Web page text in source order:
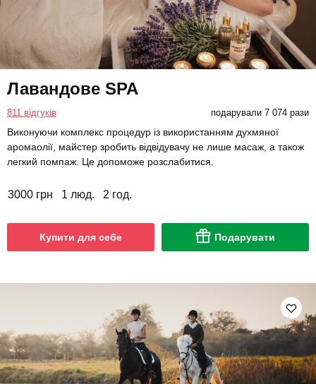
Лавандове SPA
811 відгуків подарували 7 074 рази
Виконуючи комплекс процедур із використанням духмяної
аромаолії, майстер зробить відвідувачу не лише масаж, а також
легкий помпаж. Це допоможе розслабитися.
3000 грн 1 люд. 2 год.
Купити для себе Подарувати